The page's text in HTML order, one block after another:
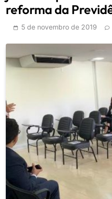
reforma da
5 de novembro de 2019